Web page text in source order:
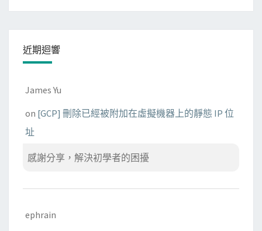
近期迴響
James Yu
on [GCP] 刪除已經被附加在虛擬機器上的靜態 IP 位
址
感謝分享，解決初學者的困擾
ephrain